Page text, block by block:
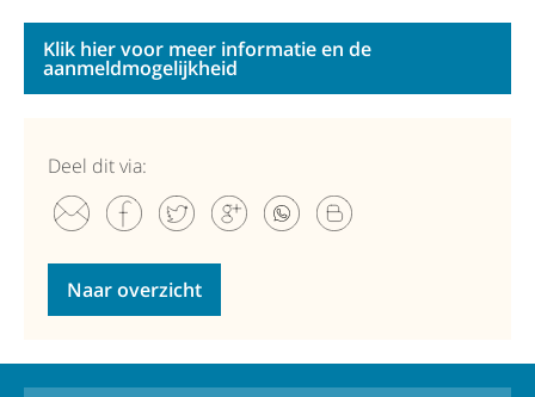
Klik hier voor meer informatie en de
aanmeldmogelijkheid
Deel dit via:
Naar overzicht